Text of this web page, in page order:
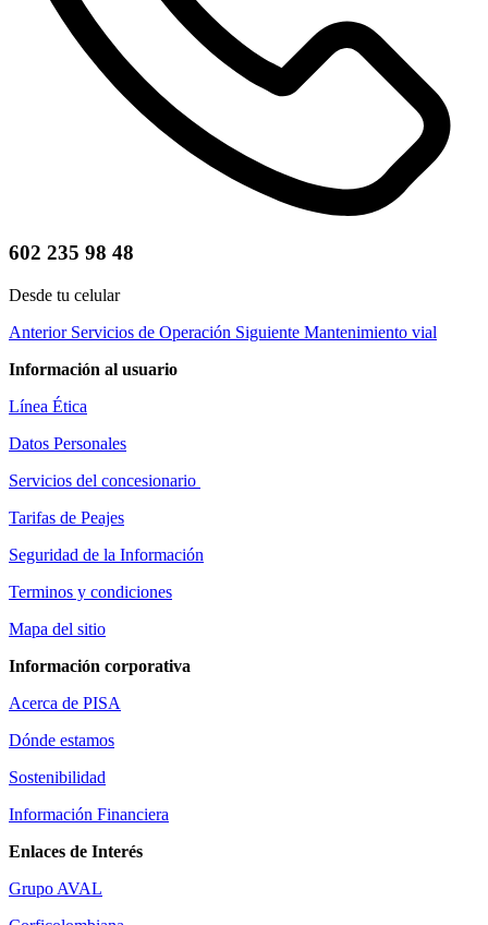
602 235 98 48
Desde tu celular
Anterior Servicios de Operación Siguiente Mantenimiento vial
Información al usuario
Línea Ética
Datos Personales
Servicios del concesionario
Tarifas de Peajes
Seguridad de la Información
Terminos y condiciones
Mapa del sitio
Información corporativa
Acerca de PISA
Dónde estamos
Sostenibilidad
Información Financiera
Enlaces de Interés
Grupo AVAL